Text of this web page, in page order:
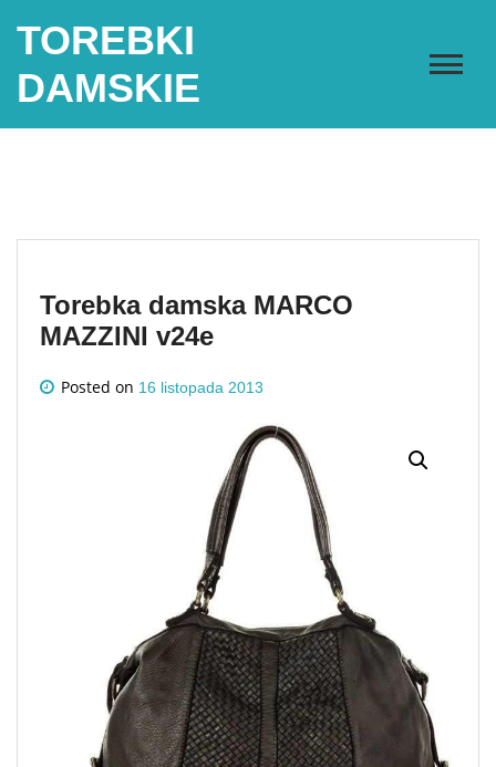
TOREBKI
DAMSKIE
Torebka damska MARCO
MAZZINI v24e
Posted on 16 listopada 2013